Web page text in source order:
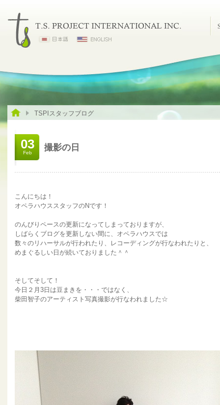
TSPIスタッフブログ
03
Feb
撮影の日
こんにちは！
オペラハウススタッフのNです！
のんびりペースの更新になってしまっておりますが、
しばらくブログを更新しない間に、オペラハウスでは
数々のリハーサルが行われたり、レコーディングが行なわれたりと、
めまぐるしい日が続いておりました＾＾
そしてそして！
今日２月3日は豆まきを・・・ではなく、
柴田智子のアーティスト写真撮影が行なわれました☆